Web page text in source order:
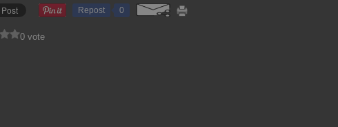
Repost 0
0 vote